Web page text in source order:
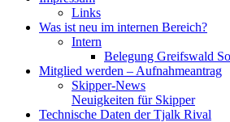
Links
Was ist neu im internen Bereich?
Intern
Belegung Greifswald
Mitglied werden – Aufnahmeantrag
Skipper-News
Neuigkeiten für Skipper
Technische Daten der Tjalk Rival